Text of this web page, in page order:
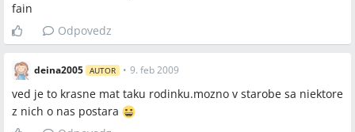
fain
Odpovedz
deina2005 AUTOR • 9. feb 2009
ved je to krasne mat taku rodinku.mozno v starobe sa niektore
z nich o nas postara